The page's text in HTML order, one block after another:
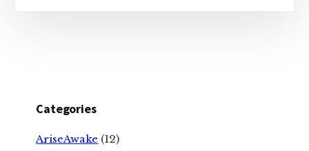
Categories
AriseAwake (12)